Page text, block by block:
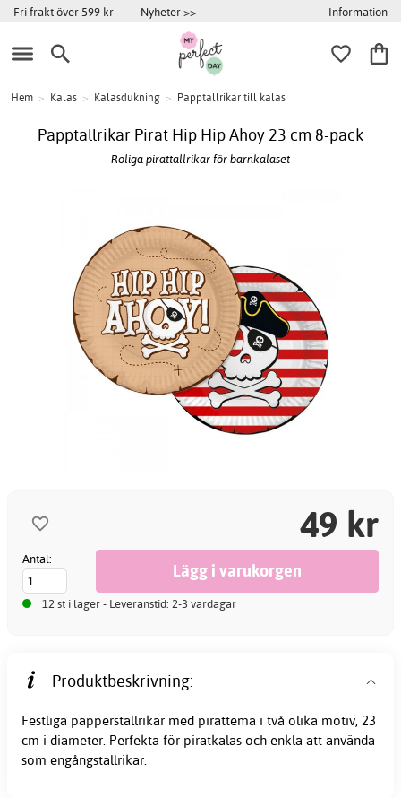
Fri frakt över 599 kr Nyheter >> Information
Hem > Kalas > Kalasdukning > Papptallrikar till kalas
Papptallrikar Pirat Hip Hip Ahoy 23 cm 8-pack
Roliga pirattallrikar för barnkalaset
49 kr
Antal:
12 st i lager - Leveranstid: 2-3 vardagar
Produktbeskrivning:
Festliga papperstallrikar med pirattema i två olika motiv, 23
cm i diameter. Perfekta för piratkalas och enkla att använda
som engångstallrikar.